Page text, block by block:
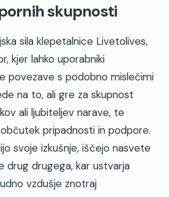
skupnosti
sila klepetalnice Livetolives,
kjer lahko uporabniki
povezave s podobno mislečimi
na to, ali gre za skupnost
ali ljubiteljev narave, te
pripadnosti in podpore.
svoje izkušnje, iščejo nasvete
drug drugega, kar ustvarja
vzdušje znotraj